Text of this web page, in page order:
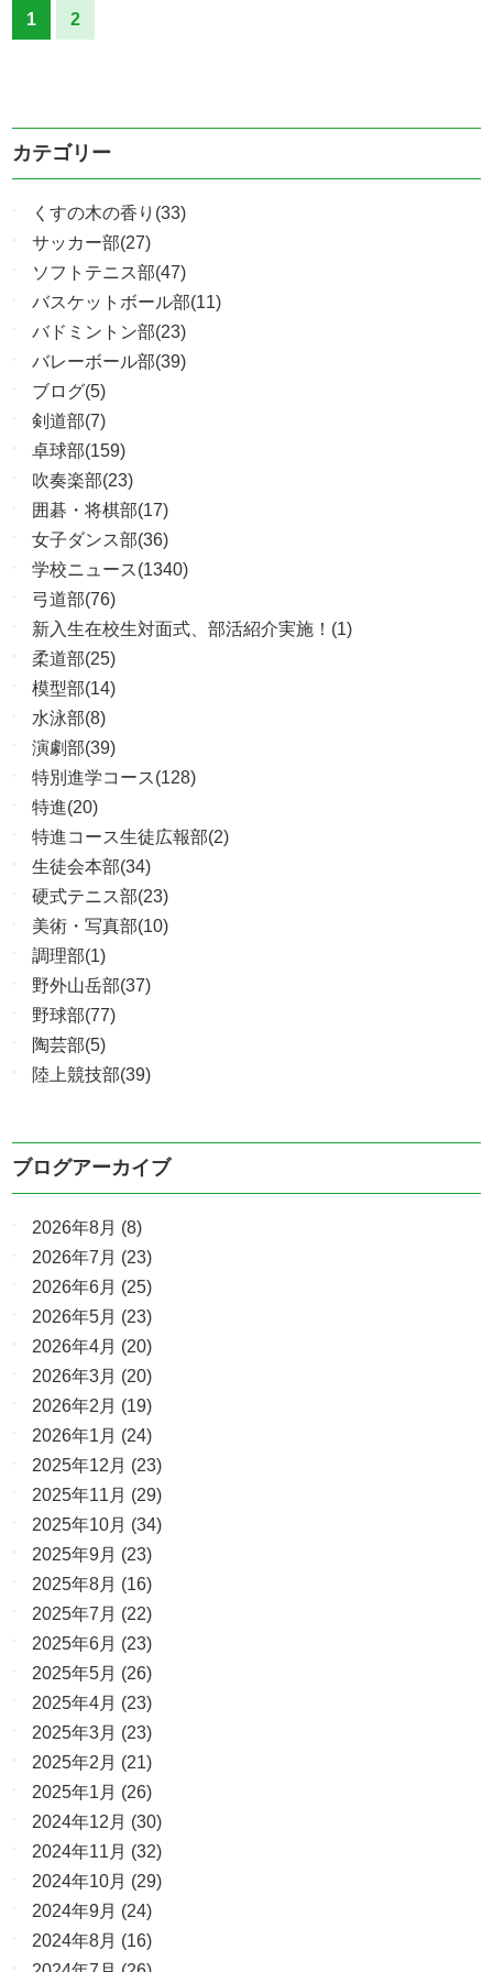
1 2
カテゴリー
くすの木の香り(33)
サッカー部(27)
ソフトテニス部(47)
バスケットボール部(11)
バドミントン部(23)
バレーボール部(39)
ブログ(5)
剣道部(7)
卓球部(159)
吹奏楽部(23)
囲碁・将棋部(17)
女子ダンス部(36)
学校ニュース(1340)
弓道部(76)
新入生在校生対面式、部活紹介実施！(1)
柔道部(25)
模型部(14)
水泳部(8)
演劇部(39)
特別進学コース(128)
特進(20)
特進コース生徒広報部(2)
生徒会本部(34)
硬式テニス部(23)
美術・写真部(10)
調理部(1)
野外山岳部(37)
野球部(77)
陶芸部(5)
陸上競技部(39)
ブログアーカイブ
2026年8月 (8)
2026年7月 (23)
2026年6月 (25)
2026年5月 (23)
2026年4月 (20)
2026年3月 (20)
2026年2月 (19)
2026年1月 (24)
2025年12月 (23)
2025年11月 (29)
2025年10月 (34)
2025年9月 (23)
2025年8月 (16)
2025年7月 (22)
2025年6月 (23)
2025年5月 (26)
2025年4月 (23)
2025年3月 (23)
2025年2月 (21)
2025年1月 (26)
2024年12月 (30)
2024年11月 (32)
2024年10月 (29)
2024年9月 (24)
2024年8月 (16)